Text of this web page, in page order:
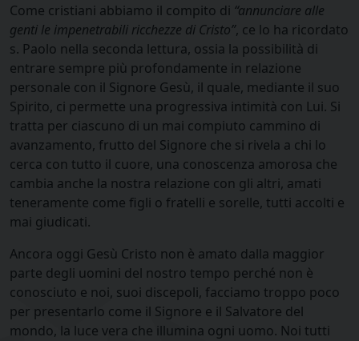
Come cristiani abbiamo il compito di “annunciare alle
genti le impenetrabili ricchezze di Cristo”, ce lo ha ricordato
s. Paolo nella seconda lettura, ossia la possibilità di
entrare sempre più profondamente in relazione
personale con il Signore Gesù, il quale, mediante il suo
Spirito, ci permette una progressiva intimità con Lui. Si
tratta per ciascuno di un mai compiuto cammino di
avanzamento, frutto del Signore che si rivela a chi lo
cerca con tutto il cuore, una conoscenza amorosa che
cambia anche la nostra relazione con gli altri, amati
teneramente come figli o fratelli e sorelle, tutti accolti e
mai giudicati.
Ancora oggi Gesù Cristo non è amato dalla maggior
parte degli uomini del nostro tempo perché non è
conosciuto e noi, suoi discepoli, facciamo troppo poco
per presentarlo come il Signore e il Salvatore del
mondo, la luce vera che illumina ogni uomo. Noi tutti